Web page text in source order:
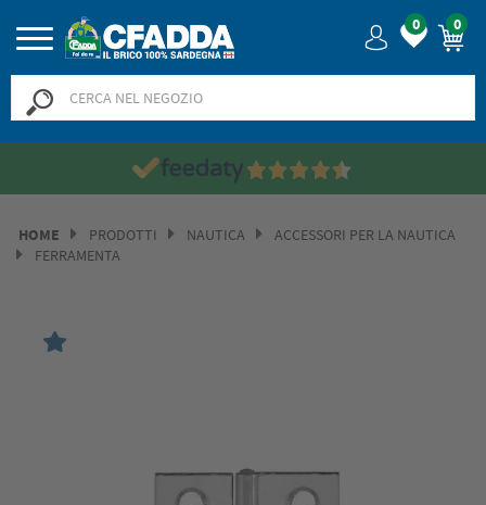
0 0
HOME PRODOTTI NAUTICA
ACCESSORI PER LA NAUTICA
FERRAMENTA